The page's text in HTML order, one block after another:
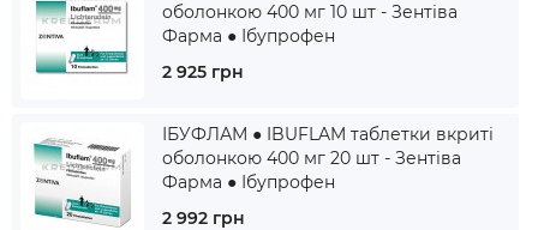
оболонкою 400 мг 10 шт - Зентіва
Фарма ● Ібупрофен
2 925 грн
ІБУФЛАМ ● IBUFLAM таблетки вкриті
оболонкою 400 мг 20 шт - Зентіва
Фарма ● Ібупрофен
2 992 грн